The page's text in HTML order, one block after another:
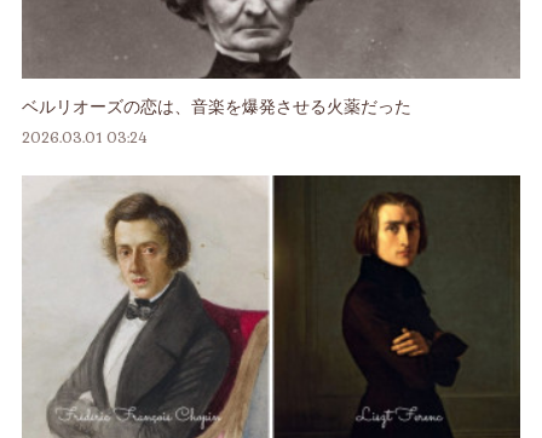
ベルリオーズの恋は、音楽を爆発させる火薬だった
2026.03.01 03:24